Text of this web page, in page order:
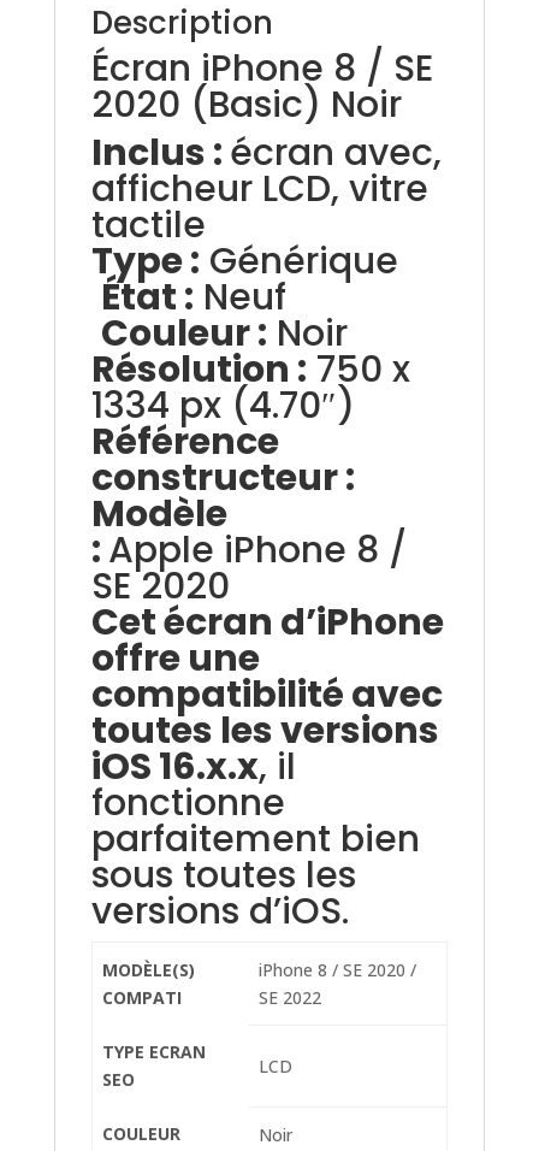
Description
Écran iPhone 8 / SE
2020 (Basic) Noir
Inclus :écran avec,
afficheur LCD, vitre
tactile
Type : Générique
État : Neuf
Couleur : Noir
Résolution : 750 x
1334 px (4.70″)
Référence
constructeur :
Modèle
:Apple iPhone 8 /
SE 2020
Cet écran d’iPhone
offre une
compatibilité avec
toutes les versions
iOS 16.x.x, il
fonctionne
parfaitement bien
sous toutes les
versions d’iOS.
MODÈLE(S)
COMPATI
iPhone 8 / SE 2020 /
SE 2022
TYPE ECRAN
SEO
LCD
COULEUR Noir